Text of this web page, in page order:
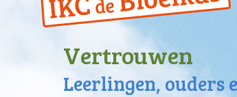
Vertrouwen
Leerlingen, ouders